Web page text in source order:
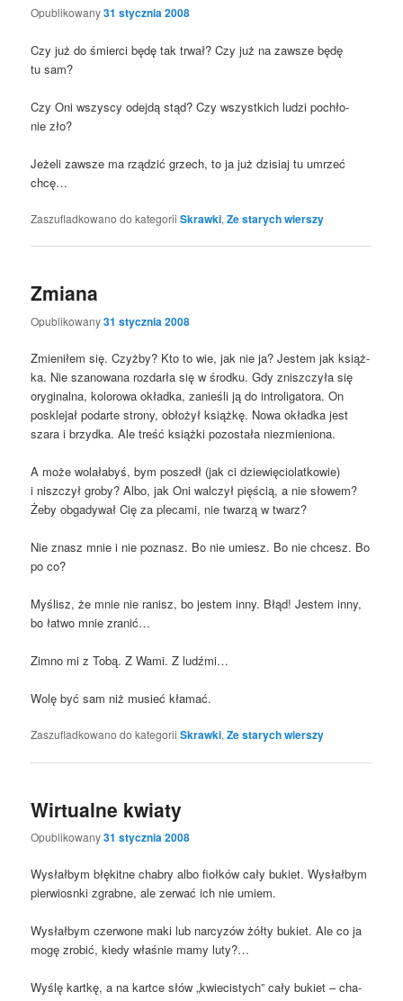
Opublikowany31 stycznia 2008
Czy już do śmier­ci będę tak trwał? Czy już na zawsze będę
tu sam?
Czy Oni wszy­scy odej­dą stąd? Czy wszyst­kich ludzi pochło­
nie zło?
Jeże­li zawsze ma rzą­dzić grzech, to ja już dzi­siaj tu umrzeć
chcę…
Zaszufladkowano do kategorii Skrawki,Ze starych wierszy
Zmiana
Opublikowany31 stycznia 2008
Zmie­ni­łem się. Czyż­by? Kto to wie, jak nie ja? Jestem jak książ­
ka. Nie sza­no­wa­na roz­dar­ła się w środ­ku. Gdy znisz­czy­ła się
ory­gi­nal­na, kolo­ro­wa okład­ka, zanie­śli ją do intro­li­ga­to­ra. On
poskle­jał podar­te stro­ny, obło­żył książ­kę. Nowa okład­ka jest
sza­ra i brzyd­ka. Ale treść książ­ki pozo­sta­ła niezmieniona.
A może wola­ła­byś, bym poszedł (jak ci dzie­wię­cio­lat­ko­wie)
i nisz­czył gro­by? Albo, jak Oni wal­czył pię­ścią, a nie sło­wem?
Żeby obga­dy­wał Cię za ple­ca­mi, nie twa­rzą w twarz?
Nie znasz mnie i nie poznasz. Bo nie umiesz. Bo nie chcesz. Bo
po co?
Myślisz, że mnie nie ranisz, bo jestem inny. Błąd! Jestem inny,
bo łatwo mnie zranić…
Zim­no mi z Tobą. Z Wami. Z ludźmi…
Wolę być sam niż musieć kłamać.
Zaszufladkowano do kategorii Skrawki,Ze starych wierszy
Wirtualne kwiaty
Opublikowany31 stycznia 2008
Wysłał­bym błę­kit­ne cha­bry albo fioł­ków cały bukiet. Wysłał­bym
pier­wiosn­ki zgrab­ne, ale zerwać ich nie umiem.
Wysłał­bym czer­wo­ne maki lub nar­cy­zów żół­ty bukiet. Ale co ja
mogę zro­bić, kie­dy wła­śnie mamy luty?…
Wyślę kart­kę, a na kart­ce słów „kwie­ci­stych” cały bukiet – cha­